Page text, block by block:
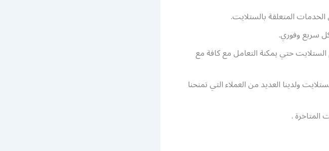
الخدمات المتعلقة بالستلايت.
سريع وفوري.
الستلايت حتي يمكنة التعامل مع كافة مع
ولدينا العديد من العملاء التي تمنحنا
.